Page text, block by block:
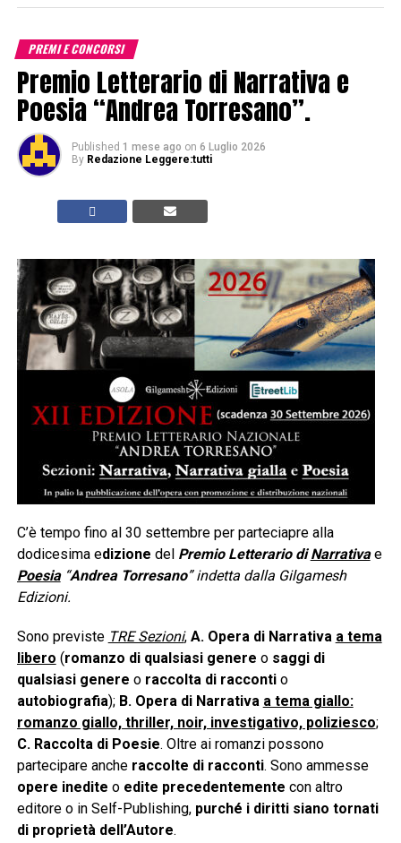
PREMI E CONCORSI
Premio Letterario di Narrativa e
Poesia “Andrea Torresano”.
Published 1 mese ago on 6 Luglio 2026
By Redazione Leggere:tutti
C’è tempo fino al 30 settembre per parteciapre alla
dodicesima edizione del Premio Letterario diNarrativae
Poesia “Andrea Torresano” indetta dalla Gilgamesh
Edizioni.
Sono previste TRE Sezioni, A. Opera di Narrativa a tema
libero (romanzo di qualsiasi genere o saggi di
qualsiasi genere o raccolta di racconti o
autobiografia); B. Opera di Narrativa a tema giallo:
romanzo giallo, thriller, noir, investigativo, poliziesco;
C. Raccolta di Poesie. Oltre ai romanzi possono
partecipare anche raccolte di racconti. Sono ammesse
opere inedite o edite precedentemente con altro
editore o in Self-Publishing, purché i diritti siano tornati
di proprietà dell’Autore.